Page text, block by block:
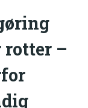
rotter –